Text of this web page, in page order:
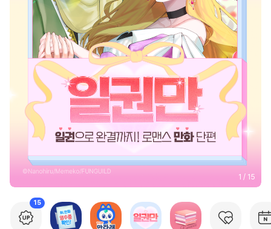
2 / 15
15